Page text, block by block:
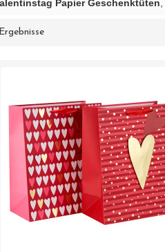
Papier Geschenktüten